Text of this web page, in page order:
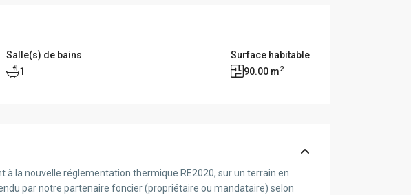
Salle(s) de bains
1
Surface habitable
90.00 m2
à la nouvelle réglementation thermique RE2020, sur un terrain en
par notre partenaire foncier (propriétaire ou mandataire) selon